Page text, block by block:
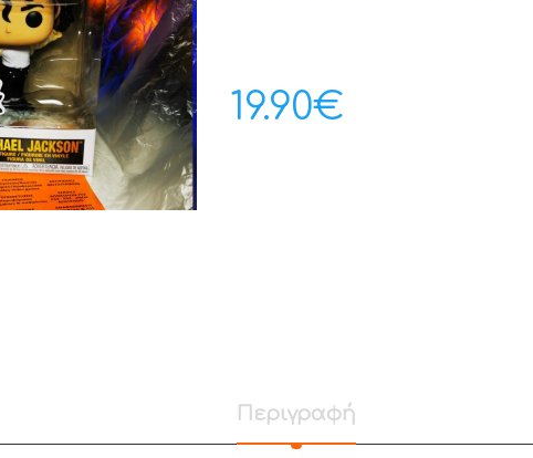
19.90€
Περιγραφή